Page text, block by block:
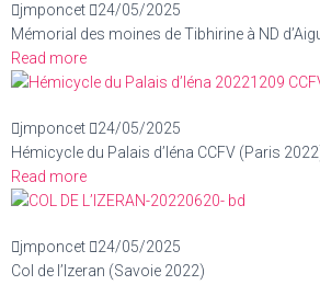
jmponcet
24/05/2025
Mémorial des moines de Tibhirine à ND
Read more
jmponcet
24/05/2025
Hémicycle du Palais d’Iéna CCFV (Paris
Read more
jmponcet
24/05/2025
Col de l’Izeran (Savoie 2022)